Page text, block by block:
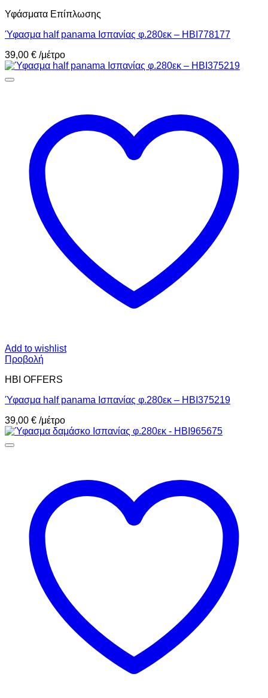
Υφάσματα Επίπλωσης
Ύφασμα half panama Ισπανίας φ.280εκ – HBI778177
39,00 € /μέτρο
Add to wishlist
Προβολή
HBI OFFERS
Ύφασμα half panama Ισπανίας φ.280εκ – HBI375219
39,00 € /μέτρο